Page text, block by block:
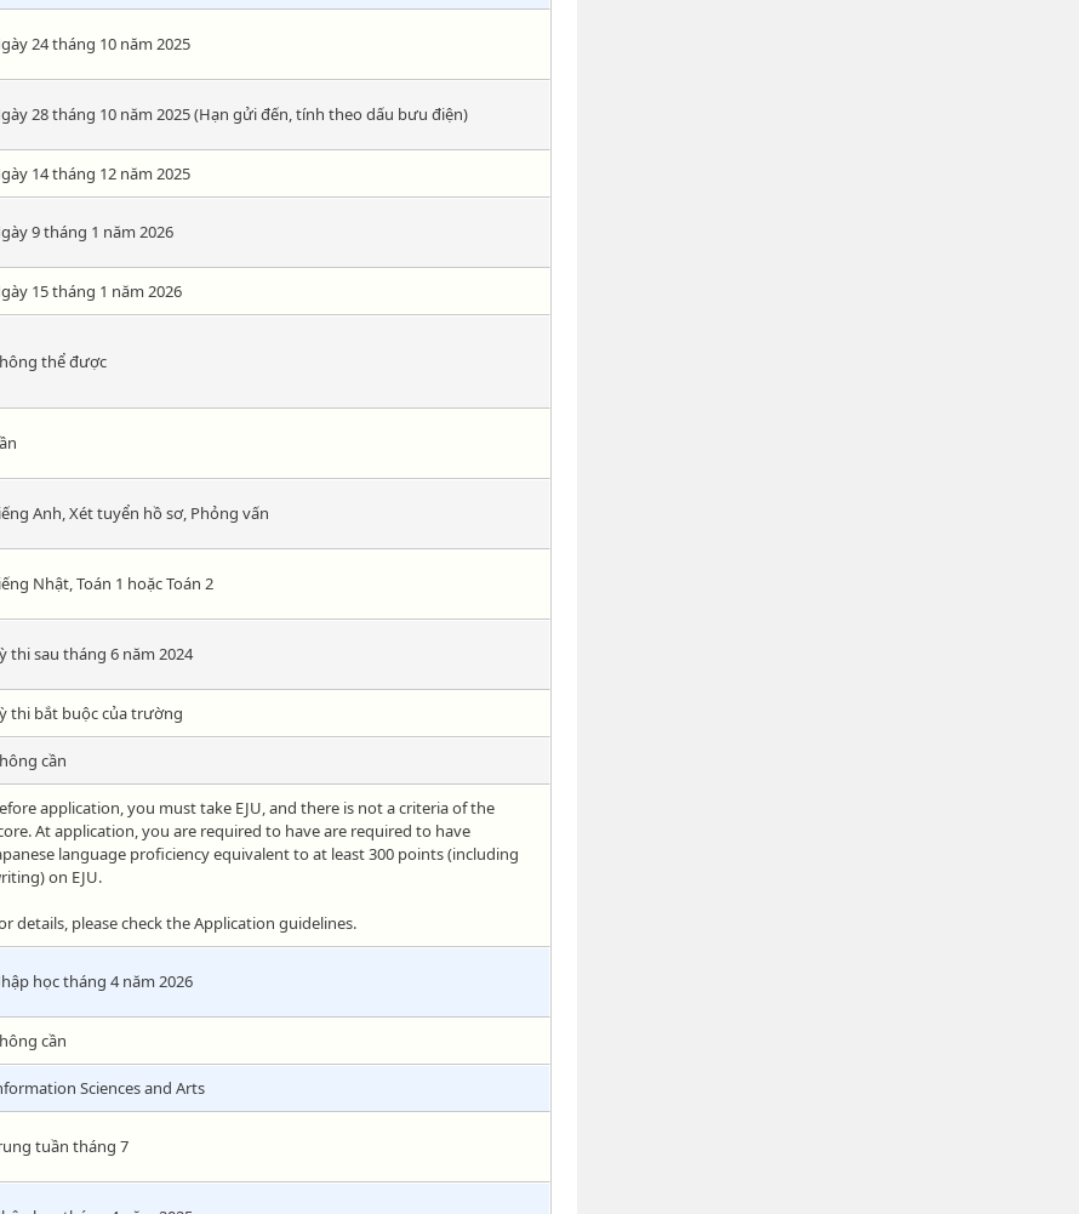
24 tháng 10 năm 2025
28 tháng 10 năm 2025 (Hạn gửi đến, tính theo dấu bưu điện)
14 tháng 12 năm 2025
9 tháng 1 năm 2026
15 tháng 1 năm 2026
thể được
Anh, Xét tuyển hồ sơ, Phỏng vấn
Nhật, Toán 1 hoặc Toán 2
thi sau tháng 6 năm 2024
thi bắt buộc của trường
cần
application, you must take EJU, and there is not a criteria of the
At application, you are required to have are required to have
language proficiency equivalent to at least 300 points (including
on EJU.
details, please check the Application guidelines.
học tháng 4 năm 2026
cần
Sciences and Arts
tuần tháng 7